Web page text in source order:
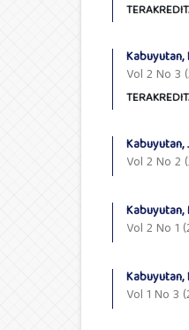
Vol 2 No 3
Kabuyutan,
Vol 2 No 2
Vol 2 No 1
Vol 1 No 3